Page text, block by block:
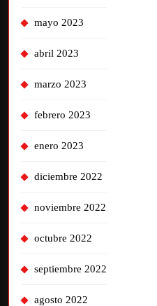
mayo 2023
abril 2023
marzo 2023
febrero 2023
enero 2023
diciembre 2022
noviembre 2022
octubre 2022
septiembre 2022
agosto 2022